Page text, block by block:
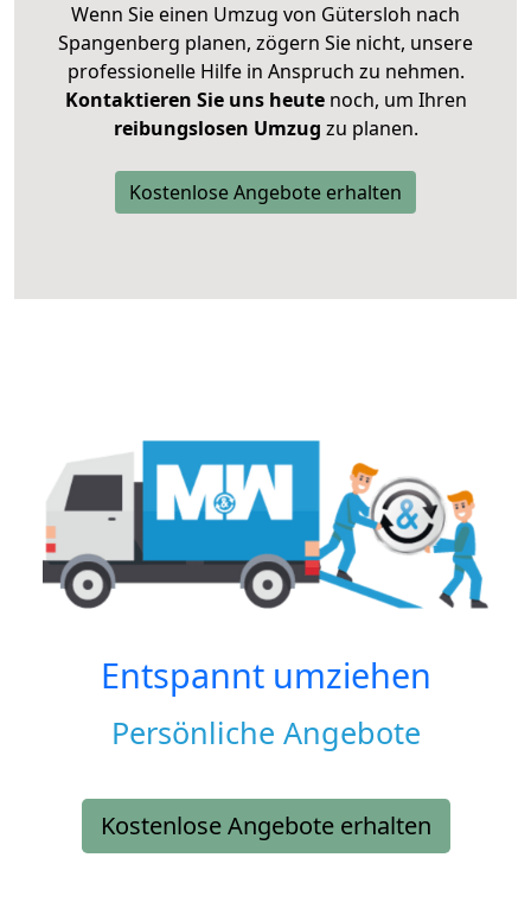
Wenn Sie einen Umzug von Gütersloh nach
Spangenberg planen, zögern Sie nicht, unsere
professionelle Hilfe in Anspruch zu nehmen.
Kontaktieren Sie uns heutenoch, um Ihren
reibungslosen Umzug zu planen.
Kostenlose Angebote erhalten
Entspannt umziehen
Persönliche Angebote
Kostenlose Angebote erhalten